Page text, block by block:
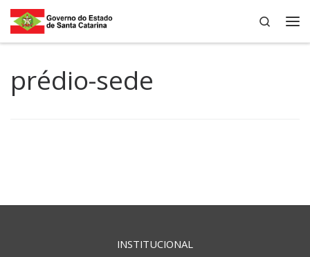
Skip to content
Search
prédio-sede
INSTITUCIONAL